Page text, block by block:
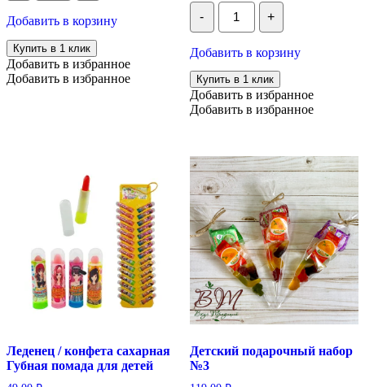
ассорти,
1шт
Добавить в корзину
Купить в 1 клик
Добавить в избранное
Добавить в избранное
из 5
-
Количество
Подарочная
корзина
со
сбитнем
"За
чашечкой
чая"
+
Добавить в корзину
Купить в 1 клик
Добавить в избранное
Добавить в избранное
Леденец / конфета сахарная
Губная помада для детей
Детский подарочный набор
№3